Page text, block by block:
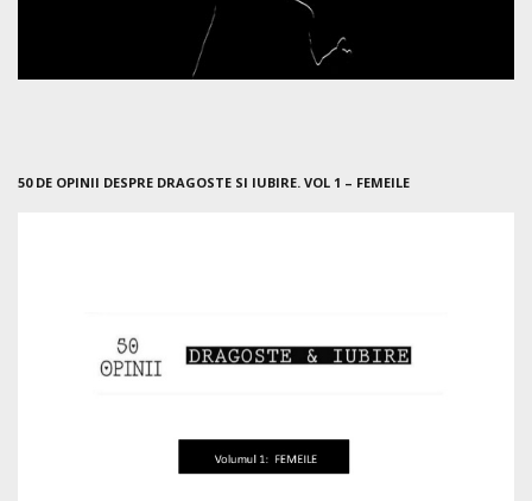
50 DE OPINII DESPRE DRAGOSTE SI IUBIRE. VOL 1 – FEMEILE